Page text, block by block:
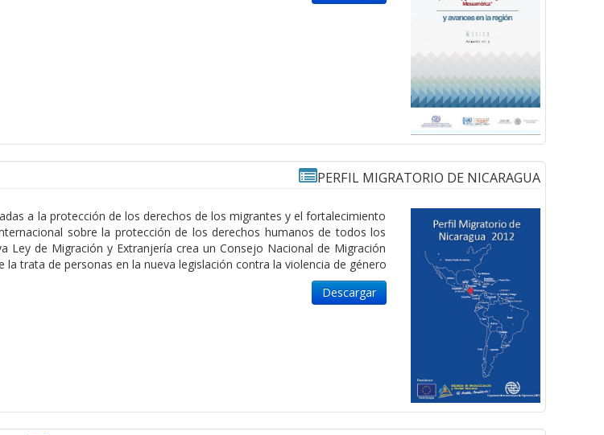
PERFIL MIGRATORIO DE NICARAGUA
a la protección de los derechos de los migrantes y el fortalecimiento
sobre la protección de los derechos humanos de todos los
de Migración y Extranjería crea un Consejo Nacional de Migración
trata de personas en la nueva legislación contra la violencia de género.
Descargar